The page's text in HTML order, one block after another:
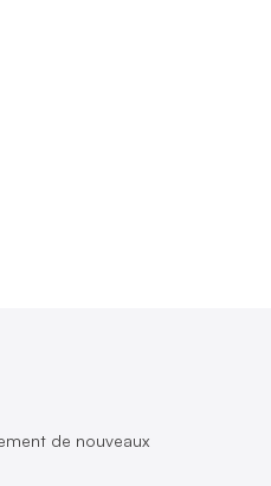
de nouveaux